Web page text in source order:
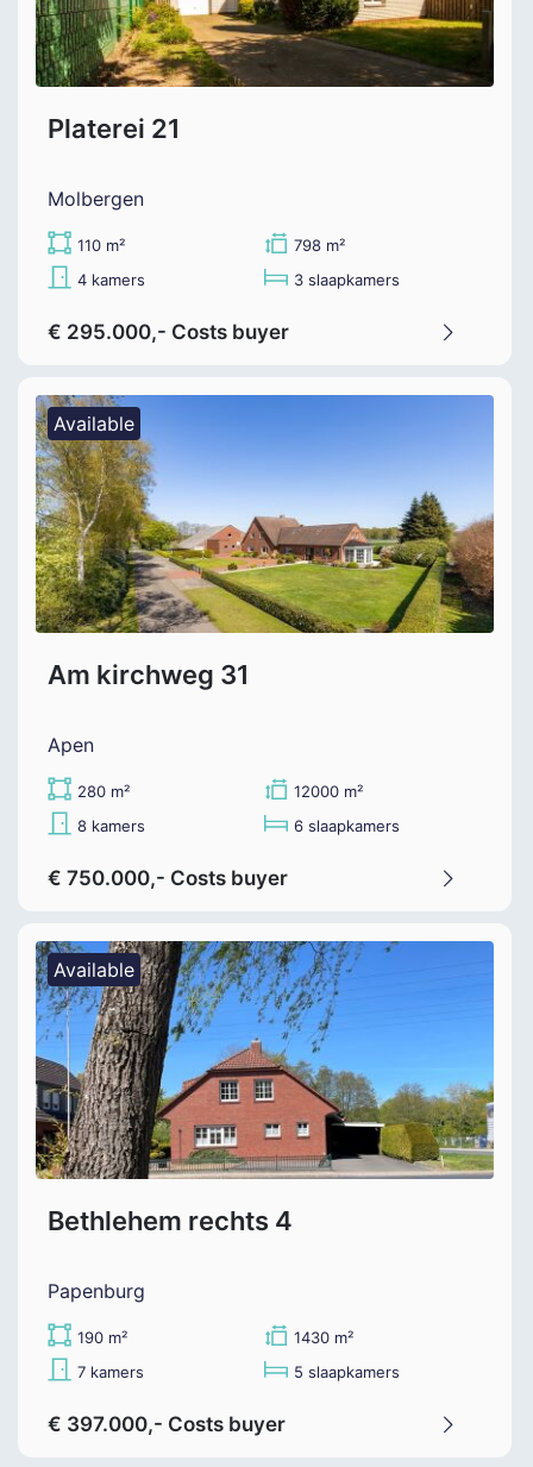
Platerei 21
Molbergen
110 m²
4 kamers
798 m²
3 slaapkamers
€ 295.000,- Costs buyer
Available
Am kirchweg 31
Apen
280 m²
8 kamers
12000 m²
6 slaapkamers
€ 750.000,- Costs buyer
Available
Bethlehem rechts 4
Papenburg
190 m²
7 kamers
1430 m²
5 slaapkamers
€ 397.000,- Costs buyer